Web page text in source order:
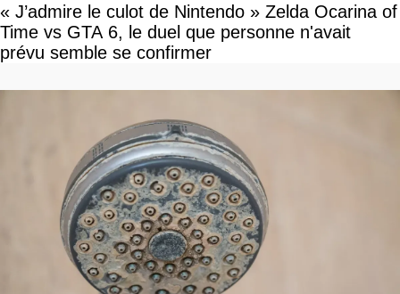
« J’admire le culot de Nintendo » Zelda Ocarina of
Time vs GTA 6, le duel que personne n'avait
prévu semble se confirmer